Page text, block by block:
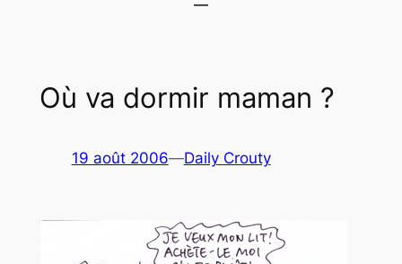
Où va dormir maman ?
19 août 2006—Daily Crouty